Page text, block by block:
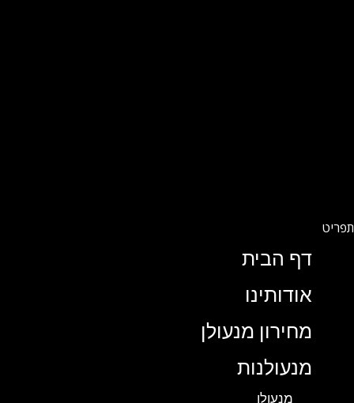
דף הבית
אודותינו
מחירון מנעולן
מנעולנות
מנעולן